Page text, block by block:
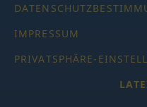
IMPRESSUM
PRIVATSPHÄRE-